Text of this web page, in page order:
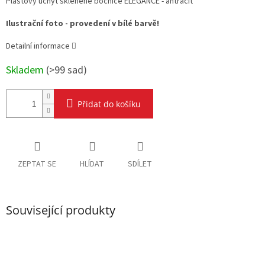
Ilustrační foto - provedení v bílé barvě!
Detailní informace
Skladem (>99 sad)
Přidat do košíku
ZEPTAT SE HLÍDAT SDÍLET
Související produkty